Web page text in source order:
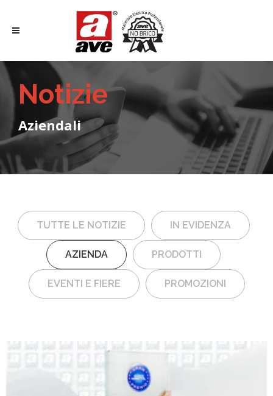
Notizie
Aziendali
TUTTE LE NOTIZIE IN EVIDENZA
AZIENDA PRODOTTI
EVENTI E FIERE PROMOZIONI